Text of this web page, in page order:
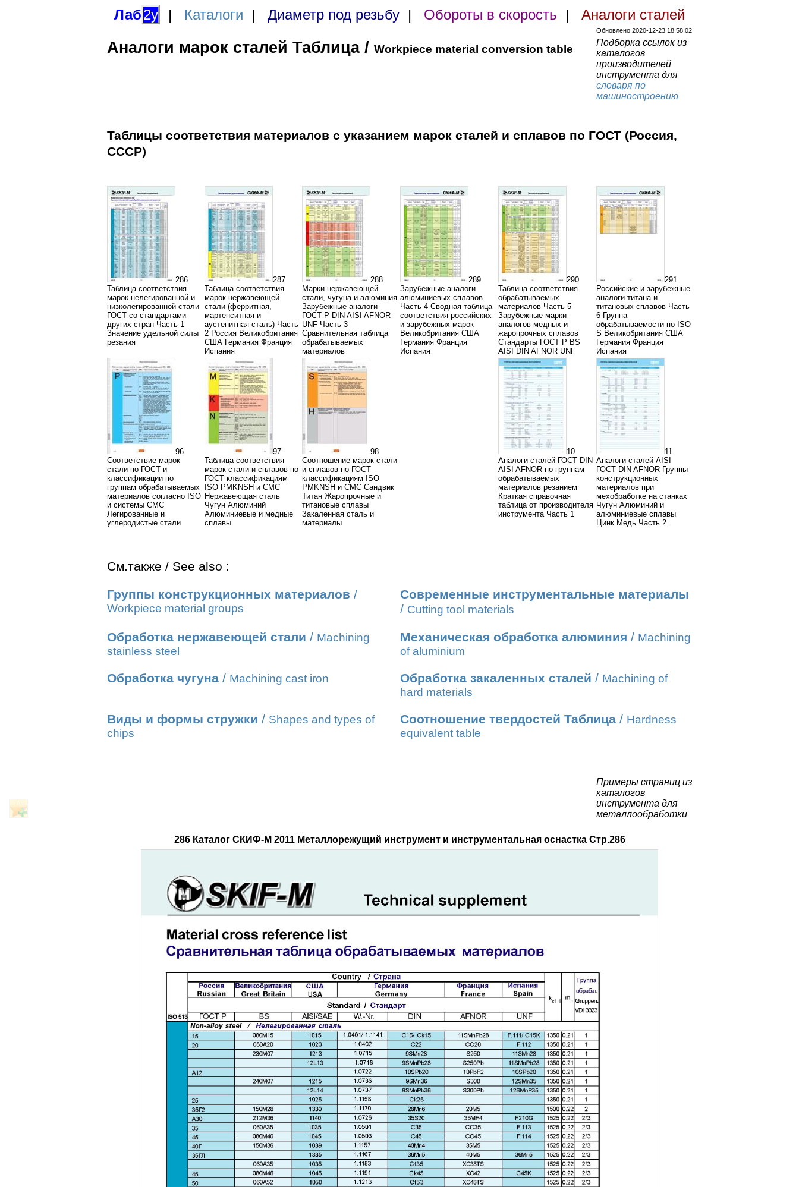
Лаб2у | Каталоги | Диаметр под резьбу | Обороты в скорость | Аналоги сталей
Обновлено 2020-12-23 18:58:02
Аналоги марок сталей Таблица / Workpiece material conversion table
Подборка ссылок из
каталогов
производителей
инструмента для
словаря по
машиностроению
Таблицы соответствия материалов с указанием марок сталей и сплавов по ГОСТ (Россия,
СССР)
286
Таблица соответствия
марок нелегированной и
низколегированной стали
ГОСТ со стандартами
других стран Часть 1
Значение удельной силы
резания
287
Таблица соответствия
марок нержавеющей
стали (ферритная,
мартенситная и
аустенитная сталь) Часть
2 Россия Великобритания
США Германия Франция
Испания
288
Марки нержавеющей
стали, чугуна и алюминия
Зарубежные аналоги
ГОСТ P DIN AISI AFNOR
UNF Часть 3
Сравнительная таблица
обрабатываемых
материалов
289
Зарубежные аналоги
алюминиевых сплавов
Часть 4 Сводная таблица
соответствия российских
и зарубежных марок
Великобритания США
Германия Франция
Испания
290
Таблица соответствия
обрабатываемых
материалов Часть 5
Зарубежные марки
аналогов медных и
жаропрочных сплавов
Стандарты ГОСТ P BS
AISI DIN AFNOR UNF
291
Российские и зарубежные
аналоги титана и
титановых сплавов Часть
6 Группа
обрабатываемости по ISO
S Великобритания США
Германия Франция
Испания
96
Соответствие марок
стали по ГОСТ и
классификации по
группам обрабатываемых
материалов согласно ISO
и системы СМС
Легированные и
углеродистые стали
97
Таблица соответствия
марок стали и сплавов по
ГОСТ классификациям
ISO PMKNSH и СМС
Нержавеющая сталь
Чугун Алюминий
Алюминиевые и медные
сплавы
98
Соотношение марок стали
и сплавов по ГОСТ
классификациям ISO
PMKNSH и СМС Сандвик
Титан Жаропрочные и
титановые сплавы
Закаленная сталь и
материалы
10
Аналоги сталей ГОСТ DIN
AISI AFNOR по группам
обрабатываемых
материалов резанием
Краткая справочная
таблица от производителя
инструмента Часть 1
11
Аналоги сталей AISI
ГОСТ DIN AFNOR Группы
конструкционных
материалов при
мехобработке на станках
Чугун Алюминий и
алюминиевые сплавы
Цинк Медь Часть 2
См.также / See also :
Группы конструкционных материалов /
Workpiece material groups
Современные инструментальные материалы
/ Cutting tool materials
Обработка нержавеющей стали / Machining
stainless steel
Механическая обработка алюминия / Machining
of aluminium
Обработка чугуна / Machining cast iron Обработка закаленных сталей / Machining of
hard materials
Виды и формы стружки / Shapes and types of
chips
Соотношение твердостей Таблица / Hardness
equivalent table
Примеры страниц из
каталогов
инструмента для
металлообработки
286 Каталог СКИФ-М 2011 Металлорежущий инструмент и инструментальная оснастка Стр.286